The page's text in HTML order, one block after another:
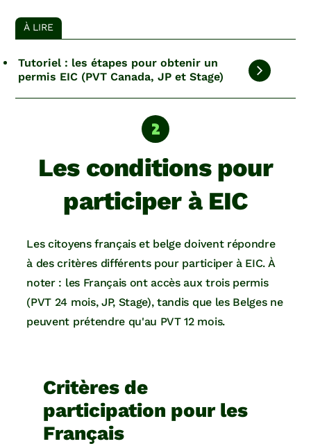
À LIRE
Tutoriel : les étapes pour obtenir un
permis EIC (PVT Canada, JP et Stage)
Les conditions pour
participer à EIC
Les citoyens français et belge doivent répondre
à des critères différents pour participer à EIC. À
noter : les Français ont accès aux trois permis
(PVT 24 mois, JP, Stage), tandis que les Belges ne
peuvent prétendre qu'au PVT 12 mois.
Critères de
participation pour les
Français